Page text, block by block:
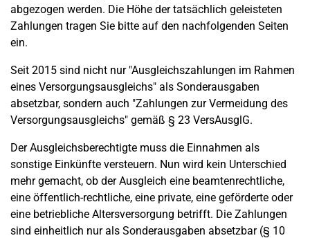
abgezogen werden. Die Höhe der tatsächlich geleisteten
Zahlungen tragen Sie bitte auf den nachfolgenden Seiten
ein.
Seit 2015 sind nicht nur "Ausgleichszahlungen im Rahmen
eines Versorgungsausgleichs" als Sonderausgaben
absetzbar, sondern auch "Zahlungen zur Vermeidung des
Versorgungsausgleichs" gemäß § 23 VersAusglG.
Der Ausgleichsberechtigte muss die Einnahmen als
sonstige Einkünfte versteuern. Nun wird kein Unterschied
mehr gemacht, ob der Ausgleich eine beamtenrechtliche,
eine öffentlich-rechtliche, eine private, eine geförderte oder
eine betriebliche Altersversorgung betrifft. Die Zahlungen
sind einheitlich nur als Sonderausgaben absetzbar (§ 10